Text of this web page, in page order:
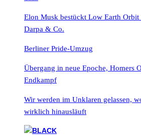
Elon Musk bestückt Low Earth
Darpa & Co.
Berliner Pride-Umzug
Übergang in neue Epoche, Homers
Endkampf
Wir werden im Unklaren gelassen,
wirklich hinausläuft